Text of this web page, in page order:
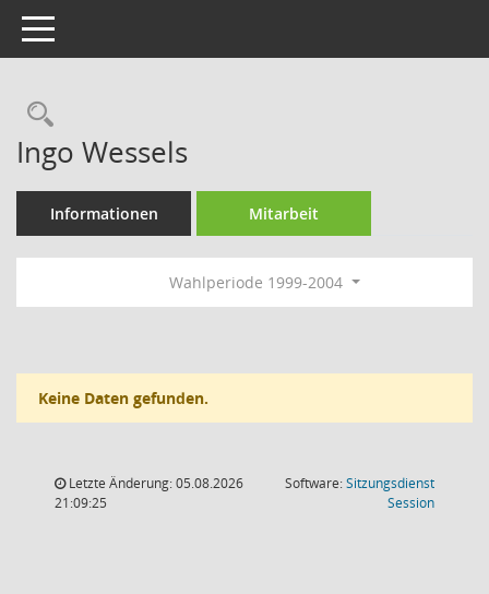
Toggle navigation
Rechercheauswahl
Ingo Wessels
Informationen Mitarbeit
Wahlperiode 1999-2004
Keine Daten gefunden.
Letzte Änderung: 05.08.2026
21:09:25
Software:Sitzungsdienst
Session(Wird in